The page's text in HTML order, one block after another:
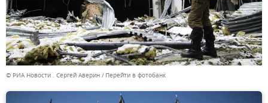
© РИА Новости . Сергей Аверин Перейти в фотобанк